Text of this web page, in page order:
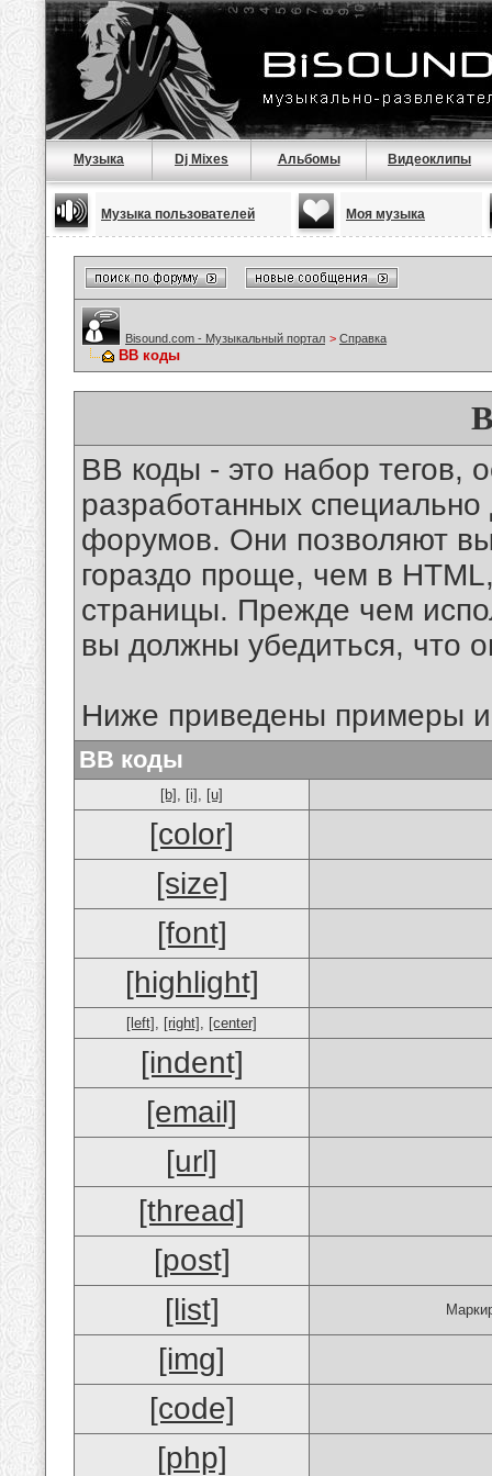
Музыка Dj Mixes Альбомы Видеоклипы
Музыка пользователей Моя музыка
Bisound.com - Музыкальный портал > Справка
BB коды
BB коды - это набор тегов,
разработанных
форумов. Они позволяют
гораздо проще, чем в
страницы. Прежде чем
вы должны убедиться, что
Ниже приведены примеры
BB коды
[b] , [i] , [u]
[color]
[size]
[font]
[highlight]
[left] , [right] , [center]
[indent]
[email]
[url]
[thread]
[post]
[list]
[img]
[code]
[php]